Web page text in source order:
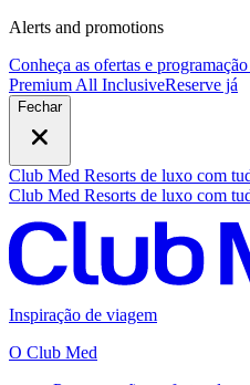
Alerts and promotions
Conheça as ofertas e
Premium All InclusiveReserve já
Fechar
Club Med Resorts de luxo com
Club Med Resorts de luxo com
Inspiração de viagem
O Club Med